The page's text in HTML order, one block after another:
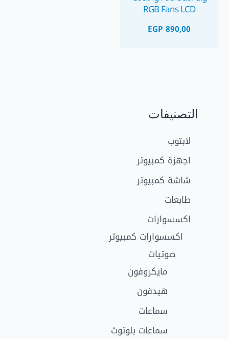
التصنيفات
لابتوب
اجهزة كمبيوتر
شاشة كمبيوتر
طابعات
اكسسوارات
اكسسوارات كمبيوتر
صوتيات
مايكروفون
هيدفون
سماعات
سماعات بلوتوث
RGB Fans LCD
Stand Mobile Holder
EGP 890,00